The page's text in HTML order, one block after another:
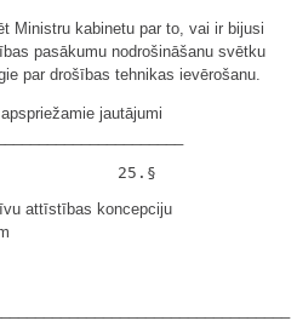
Ministru kabinetu par to, vai ir bijusi
pasākumu nodrošināšanu svētku
par drošības tehnikas ievērošanu.
jautājumi
attīstības koncepciju